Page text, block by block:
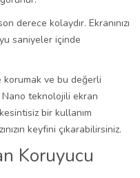
derece kolaydır. Ekranınızı
saniyeler içinde
korumak ve bu değerli
Nano teknolojili ekran
bir kullanım
keyfini çıkarabilirsiniz.
Koruyucu